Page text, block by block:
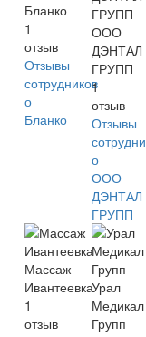
Бланко
1
отзыв
Отзывы
сотрудников
о
Бланко
ООО
ДЭНТАЛ
ГРУПП
1
отзыв
Отзывы
о
ООО
ДЭНТАЛ
ГРУПП
Массаж
Ивантеевка
1
отзыв
Урал
Медикал
Групп